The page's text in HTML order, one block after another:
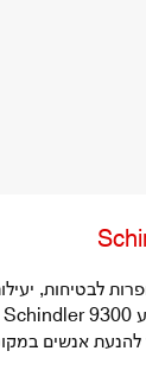
לבטיחות,
להנעת אנשים